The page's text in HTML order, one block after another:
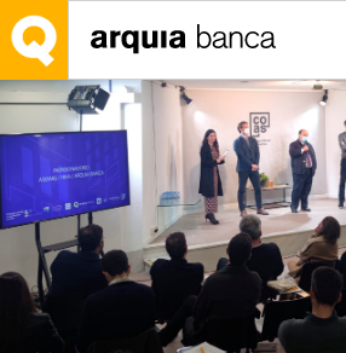
Saltar al contenido principal